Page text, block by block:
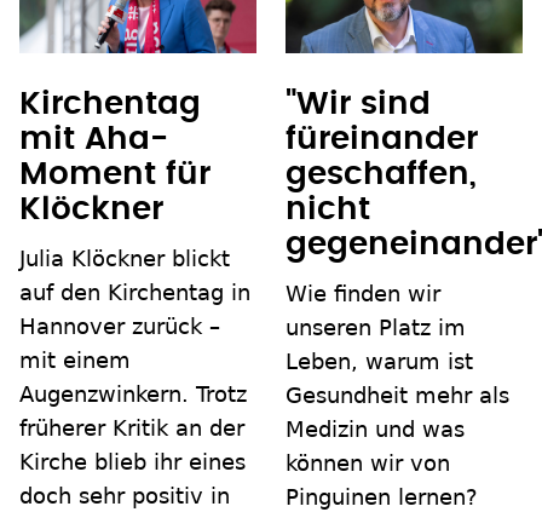
Kirchentag
mit Aha-
Moment für
Klöckner
Julia Klöckner blickt
auf den Kirchentag in
Hannover zurück –
mit einem
Augenzwinkern. Trotz
früherer Kritik an der
Kirche blieb ihr eines
doch sehr positiv in
"Wir sind
füreinander
geschaffen,
nicht
Wie finden wir
unseren Platz im
Leben, warum ist
Gesundheit mehr als
Medizin und was
können wir von
Pinguinen lernen?